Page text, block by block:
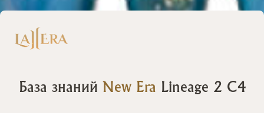
База знаний New Era Lineage 2 C4